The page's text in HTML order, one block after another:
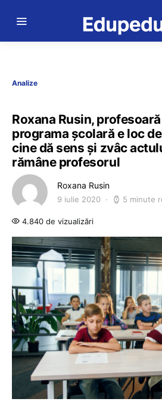
Analize
Roxana Rusin,
programa școlară e loc
cine dă sens și zvâc
rămâne profesorul
Roxana Rusin
9 iulie 2020 5 minute
4.840 de vizualizări